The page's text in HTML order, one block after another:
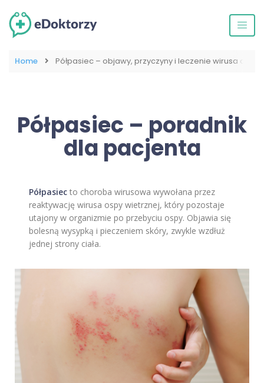
Home Półpasiec – objawy, przyczyny i leczenie wirusa ospy
Półpasiec – poradnik
dla pacjenta
Półpasiec to choroba wirusowa wywołana przez
reaktywację wirusa ospy wietrznej, który pozostaje
utajony w organizmie po przebyciu ospy. Objawia się
bolesną wysypką i pieczeniem skóry, zwykle wzdłuż
jednej strony ciała.